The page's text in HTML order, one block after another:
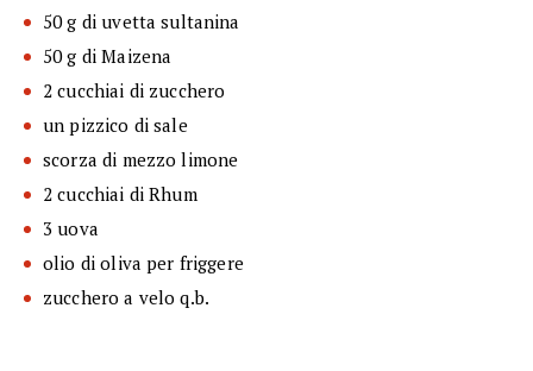
50 g di uvetta sultanina
50 g di Maizena
2 cucchiai di zucchero
un pizzico di sale
scorza di mezzo limone
2 cucchiai di Rhum
3 uova
olio di oliva per friggere
zucchero a velo q.b.